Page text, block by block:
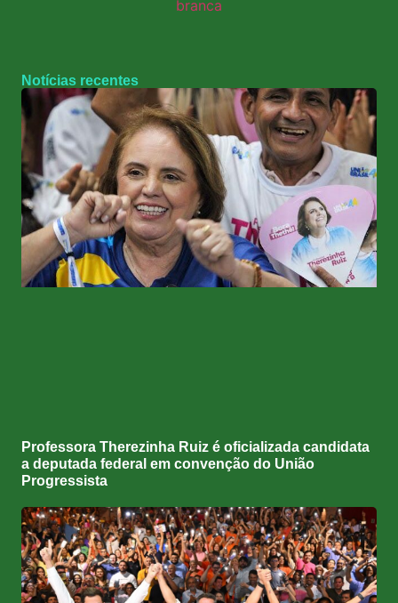
Notícias recentes
Professora Therezinha Ruiz é oficializada candidata
a deputada federal em convenção do União
Progressista